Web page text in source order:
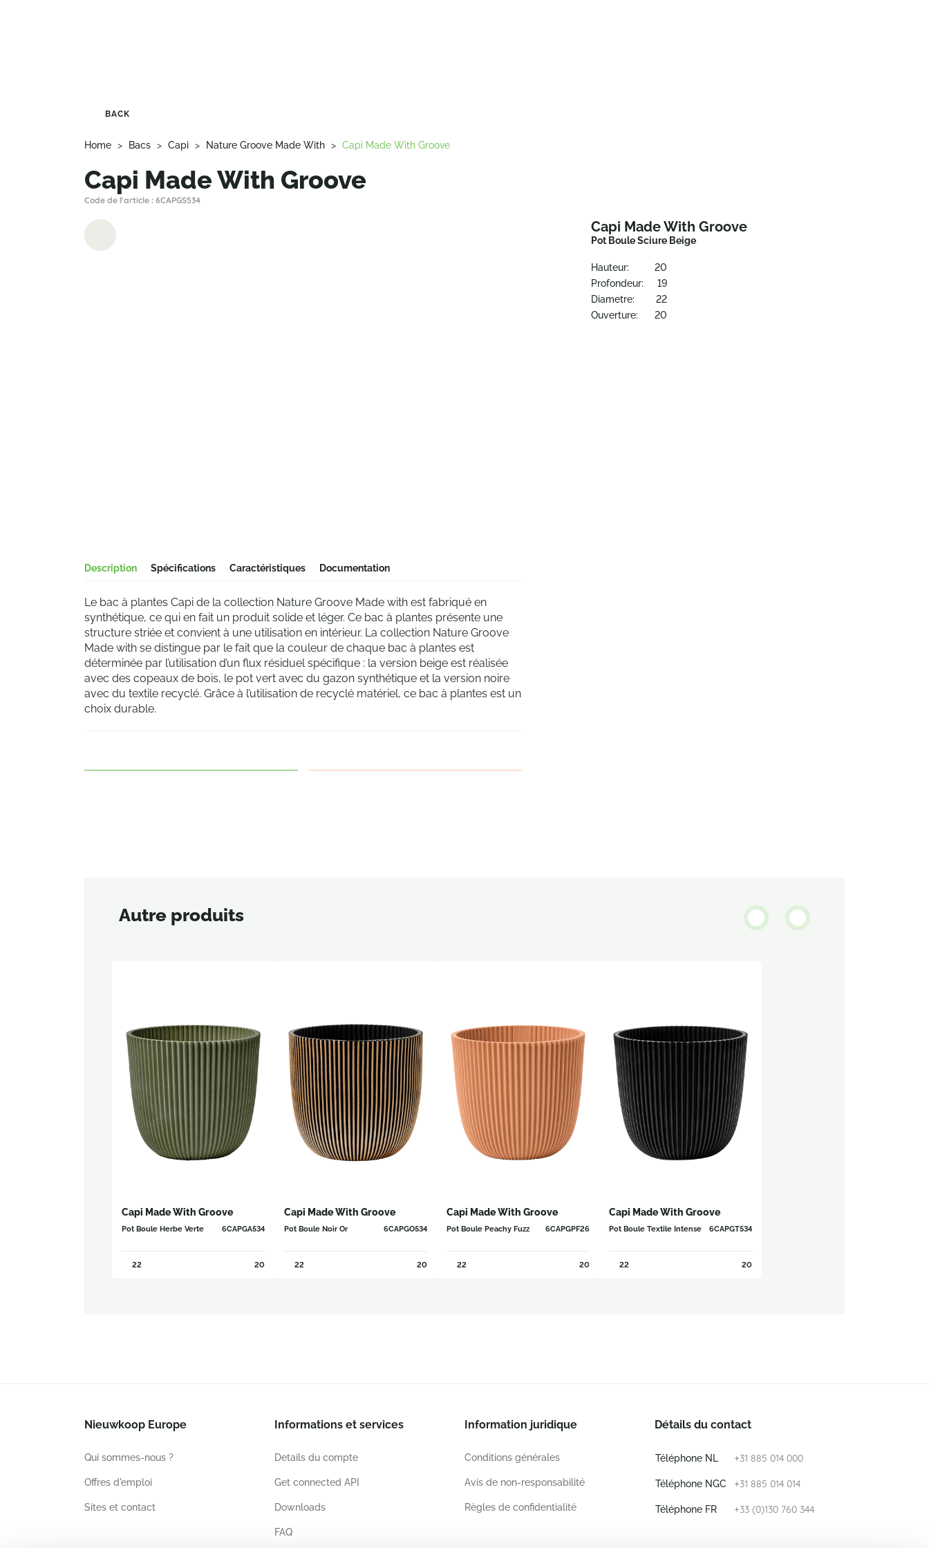
BACK
Home > Bacs > Capi > Nature Groove Made With > Capi Made With Groove
Capi Made With Groove
Code de l'article : 6CAPGS534
Description Spécifications Caractéristiques Documentation
Le bac à plantes Capi de la collection Nature Groove Made with est fabriqué en
synthétique, ce qui en fait un produit solide et léger. Ce bac à plantes présente une
structure striée et convient à une utilisation en intérieur. La collection Nature Groove
Made with se distingue par le fait que la couleur de chaque bac à plantes est
déterminée par l’utilisation d’un flux résiduel spécifique : la version beige est réalisée
avec des copeaux de bois, le pot vert avec du gazon synthétique et la version noire
avec du textile recyclé. Grâce à l’utilisation de recyclé matériel, ce bac à plantes est un
choix durable.
Capi Made With Groove
Pot Boule Sciure Beige
Hauteur:
20
Profondeur:
19
Diametre:
22
Ouverture:
20
Autre produits
Capi Made With Groove
Pot Boule Herbe Verte 6CAPGA534
22 20
Capi Made With Groove
Pot Boule Noir Or 6CAPGO534
22 20
Capi Made With Groove
Pot Boule Peachy Fuzz 6CAPGPF26
22 20
Capi Made With Groove
Pot Boule Textile Intense 6CAPGT534
22 20
Nieuwkoop Europe
Qui sommes-nous ?
Offres d'emploi
Sites et contact
Informations et services
Details du compte
Get connected API
Downloads
FAQ
Information juridique
Conditions générales
Avis de non-responsabilité
Règles de confidentialité
Détails du contact
Téléphone NL +31 885 014 000
Téléphone NGC +31 885 014 014
Téléphone FR +33 (0)130 760 344